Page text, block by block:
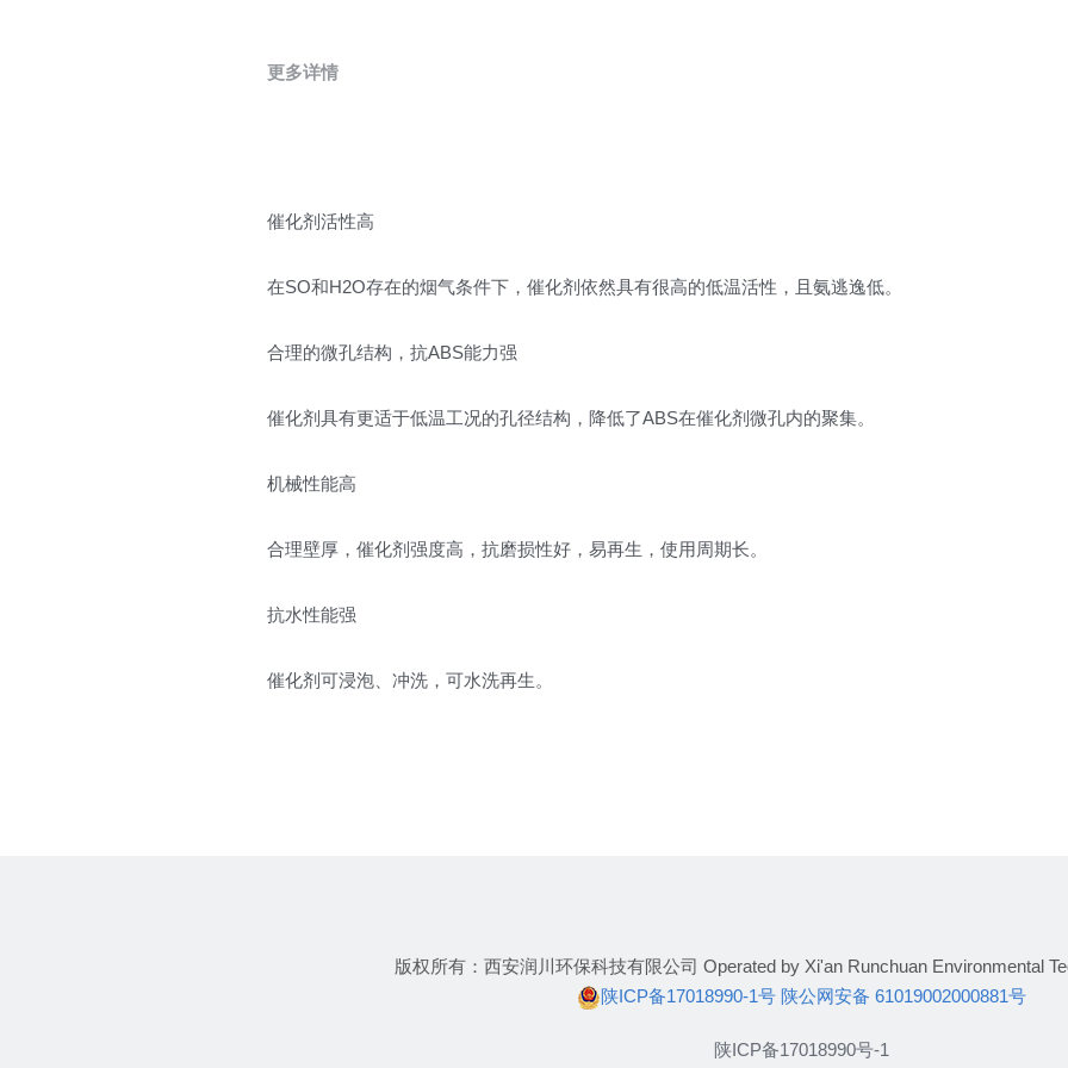
更多详情
催化剂活性高
在SO和H2O存在的烟气条件下，催化剂依然具有很高的低温活性，且氨逃逸低。
合理的微孔结构，抗ABS能力强
催化剂具有更适于低温工况的孔径结构，降低了ABS在催化剂微孔内的聚集。
机械性能高
合理壁厚，催化剂强度高，抗磨损性好，易再生，使用周期长。
抗水性能强
催化剂可浸泡、冲洗，可水洗再生。
版权所有：西安润川环保科技有限公司 Operated by Xi'an Runchuan Environmental
陕ICP备17018990-1号 陕公网安备 61019002000881号
陕ICP备17018990号-1